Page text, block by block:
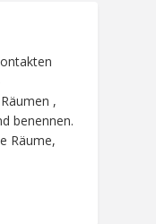
,
benennen.
Räume,